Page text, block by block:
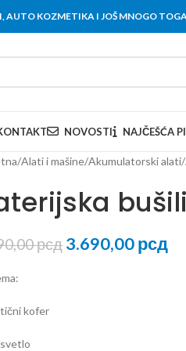
AUTO KOZMETIKA I JOŠ MNOGO
NOVOSTI NAJČEŠĆA
Alati i mašine Akumulatorski alati
рсд 3.690,00рсд
kofer